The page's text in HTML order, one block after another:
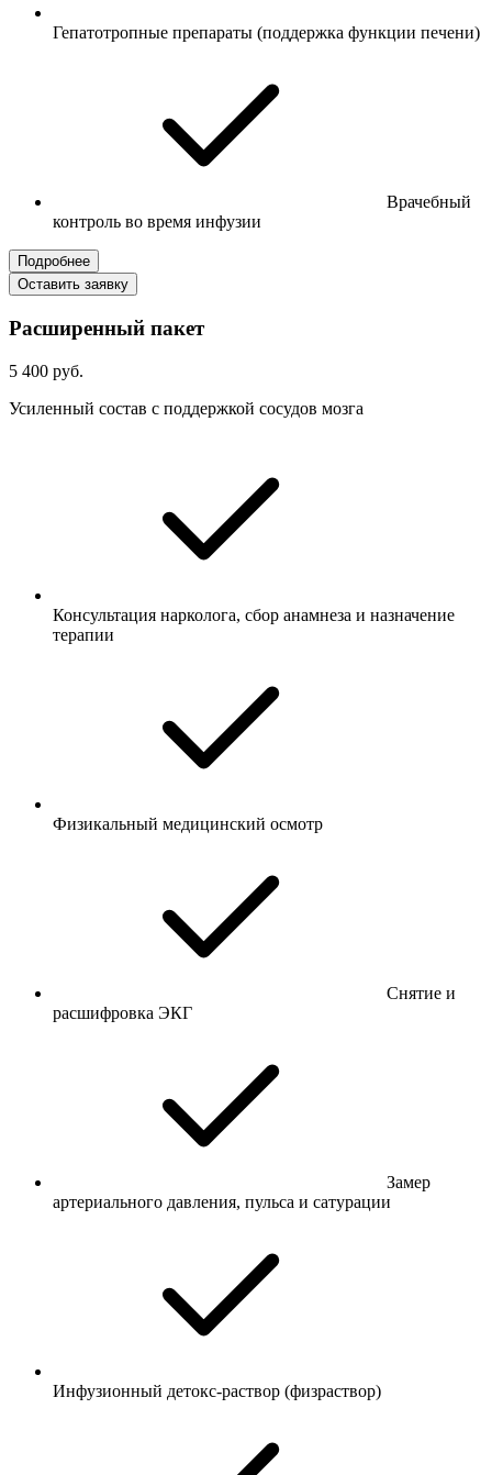
Гепатотропные препараты (поддержка функции печени)
Врачебный
контроль во время инфузии
Подробнее
Оставить заявку
Расширенный пакет
5 400 руб.
Усиленный состав с поддержкой сосудов мозга
Консультация нарколога, сбор анамнеза и назначение
терапии
Физикальный медицинский осмотр
Снятие и
расшифровка ЭКГ
Замер
артериального давления, пульса и сатурации
Инфузионный детокс-раствор (физраствор)